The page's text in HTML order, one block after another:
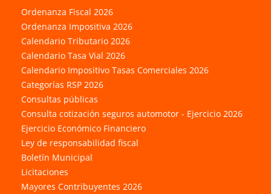
Ordenanza Fiscal 2026
Ordenanza Impositiva 2026
Calendario Tributario 2026
Calendario Tasa Vial 2026
Calendario Impositivo Tasas Comerciales 2026
Categorías RSP 2026
Consultas públicas
Consulta cotización seguros automotor - Ejercicio 2026
Ejercicio Económico Financiero
Ley de responsabilidad fiscal
Boletín Municipal
Licitaciones
Mayores Contribuyentes 2026